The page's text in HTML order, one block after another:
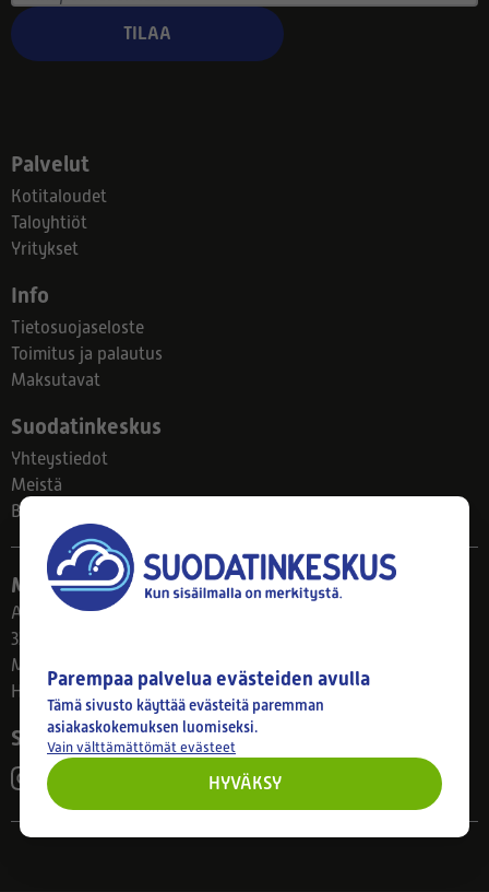
TILAA
Palvelut
Kotitaloudet
Taloyhtiöt
Yritykset
Info
Tietosuojaseloste
Toimitus ja palautus
Maksutavat
Suodatinkeskus
Yhteystiedot
Meistä
Blogi
Myymälä
Ahlmanintie 61
33800 Tampere
Ma–Pe 8–17
Huom! Myymälän poikkeusaukiolot: 27.7.-21.8. klo 8-16
Seuraa meitä
Parempaa palvelua evästeiden avulla
Tämä sivusto käyttää evästeitä paremman
asiakaskokemuksen luomiseksi.
Vain välttämättömät evästeet
HYVÄKSY